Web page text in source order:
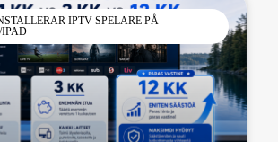
IPTV-SPELARE PÅ
IPAD